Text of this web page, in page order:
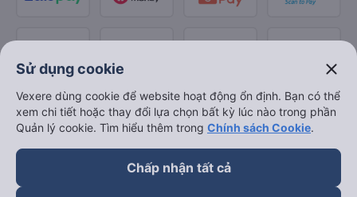
Sử dụng cookie close
Vexere dùng cookie để website hoạt động ổn định. Bạn có thể
xem chi tiết hoặc thay đổi lựa chọn bất kỳ lúc nào trong phần
Quản lý cookie. Tìm hiểu thêm trong Chính sách Cookie.
Chấp nhận tất cả